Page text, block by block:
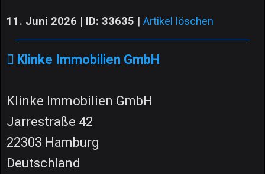
11. Juni 2026 | ID: 33635 | Artikel löschen
Klinke Immobilien GmbH
Klinke Immobilien GmbH
Jarrestraße 42
22303 Hamburg
Deutschland